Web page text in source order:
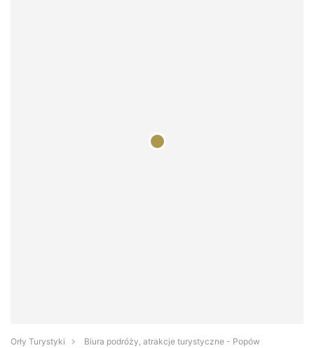
Orły Turystyki
Biura podróży, atrakcje turystyczne - Popów